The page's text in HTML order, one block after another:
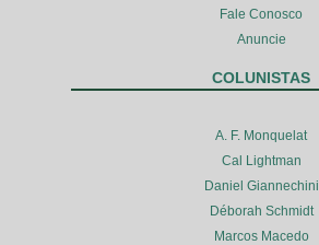
Fale Conosco
Anuncie
COLUNISTAS
A. F. Monquelat
Cal Lightman
Daniel Giannechini
Déborah Schmidt
Marcos Macedo